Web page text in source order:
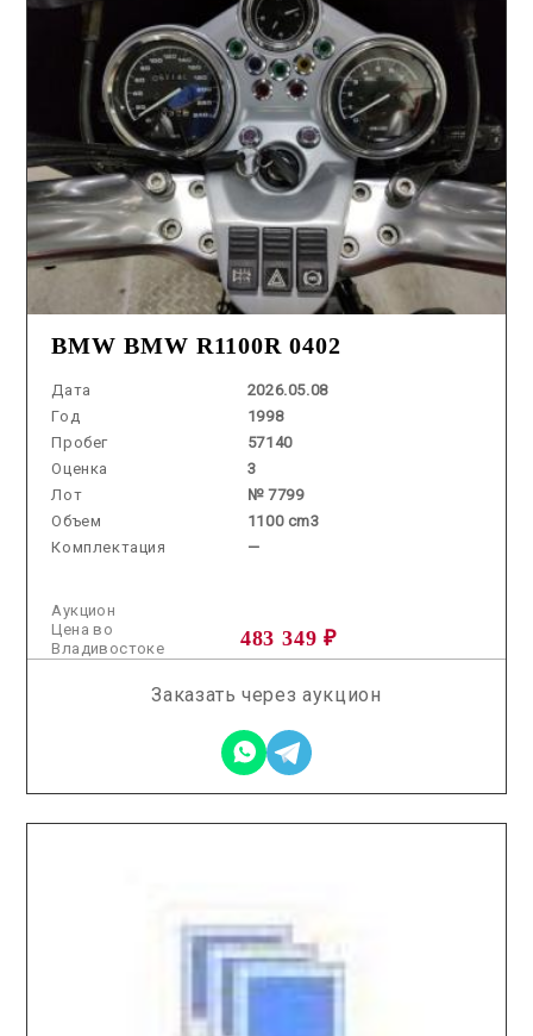
BMW BMW R1100R 0402
Дата
2026.05.08
Год
1998
Пробег
57140
Оценка
3
Лот
№ 7799
Объем
1100 cm3
Комплектация
—
Аукцион
483 349 ₽
Цена во
Владивостоке
Заказать через аукцион